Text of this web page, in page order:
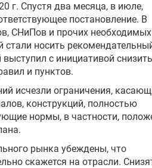
г. Спустя два месяца, в июле,
постановление. В
СНиПов и прочих необходимых
стали носить
с инициативой
и пунктов.
исчезли ограничения,
конструкций, полностью
нормы, в частности,
рынка убеждены, что
скажется на отрасли.